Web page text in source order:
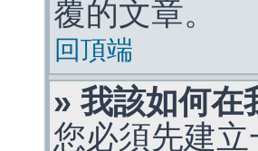
覆的文章。
回頂端
» 我該如何在
您必須先建